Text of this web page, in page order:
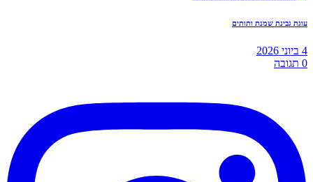
עוגת גבינת שמנת ותותים
4 ביוני 2026
0 תגובה